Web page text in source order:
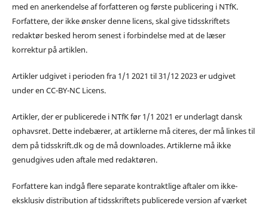
med en anerkendelse af forfatteren og første publicering i NTfK.
Forfattere, der ikke ønsker denne licens, skal give tidsskriftets
redaktør besked herom senest i forbindelse med at de læser
korrektur på artiklen.
Artikler udgivet i perioden fra 1/1 2021 til 31/12 2023 er udgivet
under en CC-BY-NC Licens.
Artikler, der er publicerede i NTfK før 1/1 2021 er underlagt dansk
ophavsret. Dette indebærer, at artiklerne må citeres, der må linkes til
dem på tidsskrift.dk og de må downloades. Artiklerne må ikke
genudgives uden aftale med redaktøren.
Forfattere kan indgå flere separate kontraktlige aftaler om ikke-
eksklusiv distribution af tidsskriftets publicerede version af værket